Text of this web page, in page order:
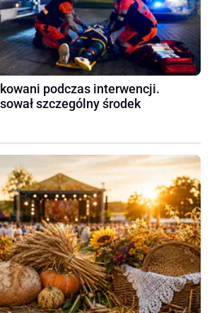
podczas interwencji.
szczególny środek